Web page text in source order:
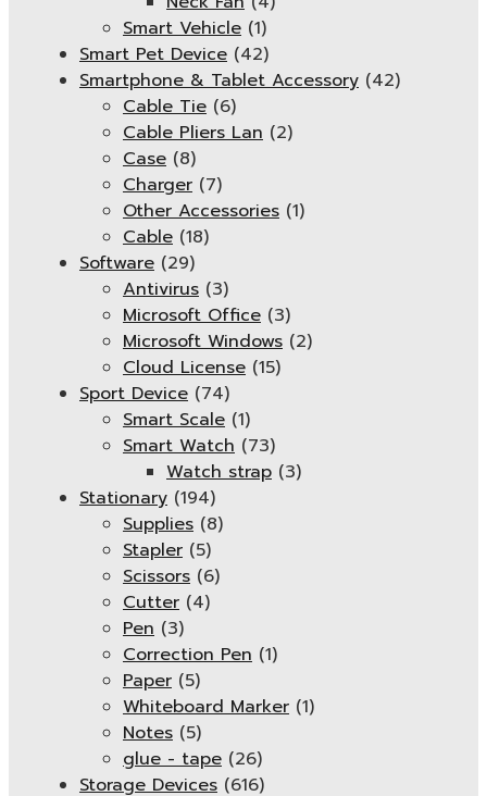
Smart Vehicle (1)
Smart Pet Device (42)
Smartphone & Tablet Accessory (42)
Cable Tie (6)
Cable Pliers Lan (2)
Case (8)
Charger (7)
Other Accessories (1)
Cable (18)
Software (29)
Antivirus (3)
Microsoft Office (3)
Microsoft Windows (2)
Cloud License (15)
Sport Device (74)
Smart Scale (1)
Smart Watch (73)
Watch strap (3)
Stationary (194)
Supplies (8)
Stapler (5)
Scissors (6)
Cutter (4)
Pen (3)
Correction Pen (1)
Paper (5)
Whiteboard Marker (1)
Notes (5)
glue - tape (26)
Storage Devices (616)